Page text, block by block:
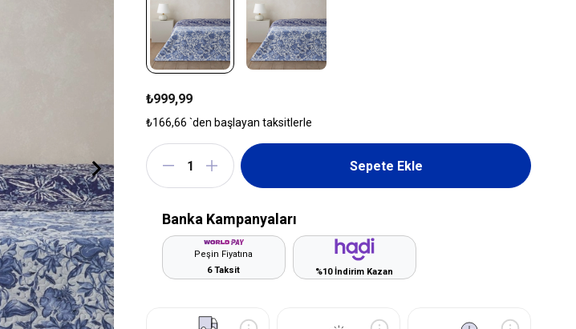
₺999,99
₺166,66 `den başlayan taksitlerle
Banka Kampanyaları
Peşin Fiyatına
6 Taksit
%10 İndirim Kazan